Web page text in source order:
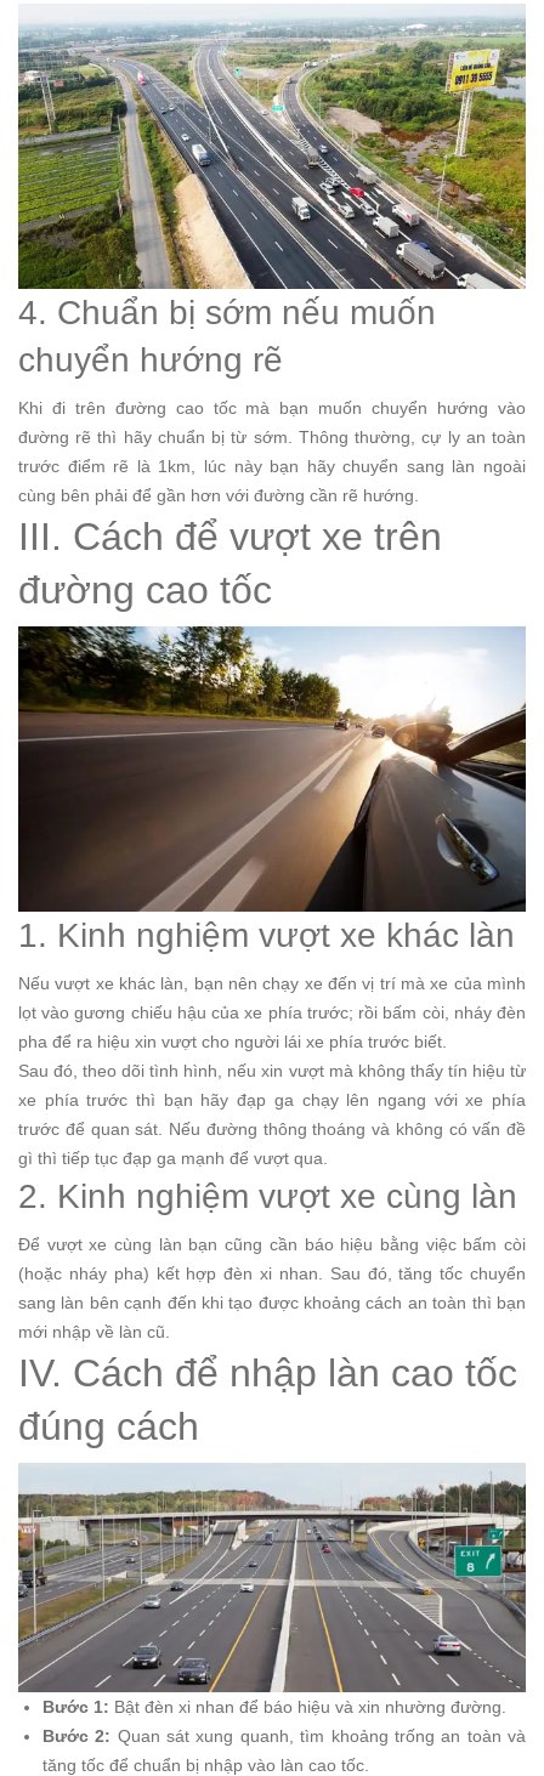
4. Chuẩn bị sớm nếu muốn
chuyển hướng rẽ
Khi đi trên đường cao tốc mà bạn muốn chuyển hướng vào
đường rẽ thì hãy chuẩn bị từ sớm. Thông thường, cự ly an toàn
trước điểm rẽ là 1km, lúc này bạn hãy chuyển sang làn ngoài
cùng bên phải để gần hơn với đường cần rẽ hướng.
III. Cách để vượt xe trên
đường cao tốc
1. Kinh nghiệm vượt xe khác làn
Nếu vượt xe khác làn, bạn nên chạy xe đến vị trí mà xe của mình
lọt vào gương chiếu hậu của xe phía trước; rồi bấm còi, nháy đèn
pha để ra hiệu xin vượt cho người lái xe phía trước biết.
Sau đó, theo dõi tình hình, nếu xin vượt mà không thấy tín hiệu từ
xe phía trước thì bạn hãy đạp ga chạy lên ngang với xe phía
trước để quan sát. Nếu đường thông thoáng và không có vấn đề
gì thì tiếp tục đạp ga mạnh để vượt qua.
2. Kinh nghiệm vượt xe cùng làn
Để vượt xe cùng làn bạn cũng cần báo hiệu bằng việc bấm còi
(hoặc nháy pha) kết hợp đèn xi nhan. Sau đó, tăng tốc chuyển
sang làn bên cạnh đến khi tạo được khoảng cách an toàn thì bạn
mới nhập về làn cũ.
IV. Cách để nhập làn cao tốc
đúng cách
Bước 1: Bật đèn xi nhan để báo hiệu và xin nhường đường.
Bước 2: Quan sát xung quanh, tìm khoảng trống an toàn và
tăng tốc để chuẩn bị nhập vào làn cao tốc.